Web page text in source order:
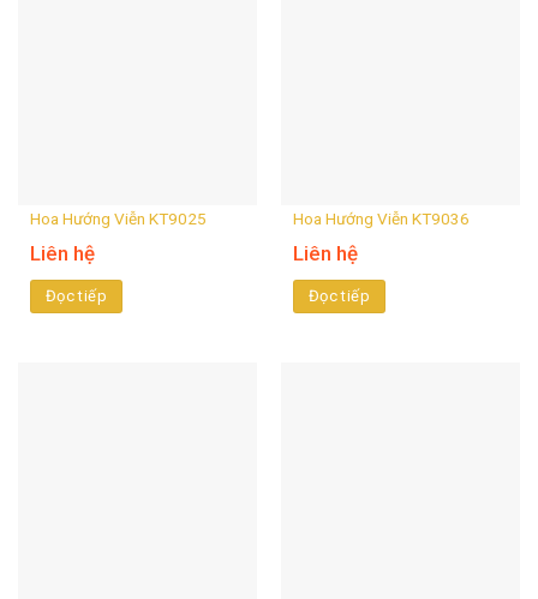
Hoa Hướng Viễn KT9025
Liên hệ
Đọc tiếp
Hoa Hướng Viễn KT9036
Liên hệ
Đọc tiếp